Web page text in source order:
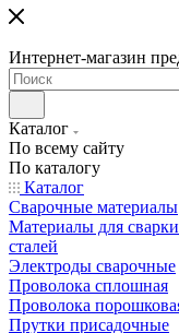
Интернет-магазин
Каталог
По всему сайту
По каталогу
Каталог
Сварочные материалы
Материалы для
сталей
Электроды сварочные
Проволока сплошная
Проволока
Прутки присадочные